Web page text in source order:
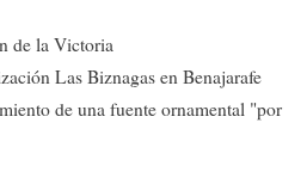
de la Victoria
Las Biznagas en Benajarafe
de una fuente ornamental "por